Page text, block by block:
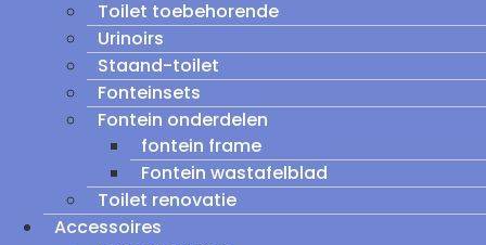
Toilet toebehorende
Urinoirs
Staand-toilet
Fonteinsets
Fontein onderdelen
fontein frame
Fontein wastafelblad
Toilet renovatie
Accessoires